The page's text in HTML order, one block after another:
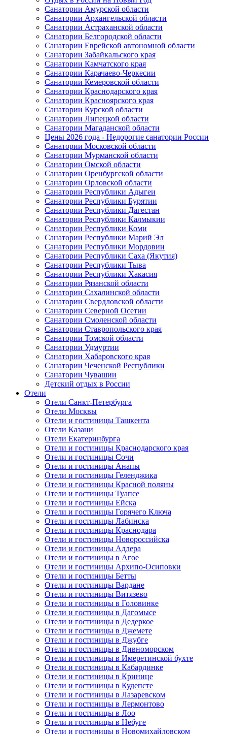
Санатории Амурской области
Санатории Архангельской области
Санатории Астраханской области
Санатории Белгородской области
Санатории Еврейской автономной области
Санатории Забайкальского края
Санатории Камчатского края
Санатории Карачаево-Черкесии
Санатории Кемеровской области
Санатории Краснодарского края
Санатории Красноярского края
Санатории Курской области
Санатории Липецкой области
Санатории Магаданской области
Цены 2026 года - Недорогие санатории России
Санатории Московской области
Санатории Мурманской области
Санатории Омской области
Санатории Оренбургской области
Санатории Орловской области
Санатории Республики Адыгеи
Санатории Республики Бурятии
Санатории Республики Дагестан
Санатории Республики Калмыкии
Санатории Республики Коми
Санатории Республики Марий Эл
Санатории Республики Мордовии
Санатории Республики Саха (Якутия)
Санатории Республики Тыва
Санатории Республики Хакасия
Санатории Рязанской области
Санатории Сахалинской области
Санатории Свердловской области
Санатории Северной Осетии
Санатории Смоленской области
Санатории Ставропольского края
Санатории Томской области
Санатории Удмуртии
Санатории Хабаровского края
Санатории Чеченской Республики
Санатории Чувашии
Детский отдых в России
Отели
Отели Санкт-Петербурга
Отели Москвы
Отели и гостиницы Ташкента
Отели Казани
Отели Екатеринбурга
Отели и гостиницы Краснодарского края
Отели и гостиницы Сочи
Отели и гостиницы Анапы
Отели и гостиницы Геленджика
Отели и гостиницы Красной поляны
Отели и гостиницы Туапсе
Отели и гостиницы Ейска
Отели и гостиницы Горячего Ключа
Отели и гостиницы Лабинска
Отели и гостиницы Краснодара
Отели и гостиницы Новороссийска
Отели и гостиницы Адлера
Отели и гостиницы в Агое
Отели и гостиницы Архипо-Осиповки
Отели и гостиницы Бетты
Отели и гостиницы Вардане
Отели и гостиницы Витязево
Отели и гостиницы в Головинке
Отели и гостиницы в Дагомысе
Отели и гостиницы в Дедеркое
Отели и гостиницы в Джемете
Отели и гостиницы в Джубге
Отели и гостиницы в Дивноморском
Отели и гостиницы в Имеретинской бухте
Отели и гостиницы в Кабардинке
Отели и гостиницы в Кринице
Отели и гостиницы в Кудепсте
Отели и гостиницы в Лазаревском
Отели и гостиницы в Лермонтово
Отели и гостиницы в Лоо
Отели и гостиницы в Небуге
Отели и гостиницы в Новомихайловском